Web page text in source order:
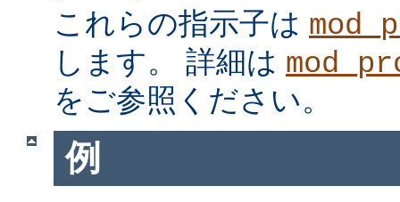
これらの指示子は
します。 詳細は
をご参照ください。
例